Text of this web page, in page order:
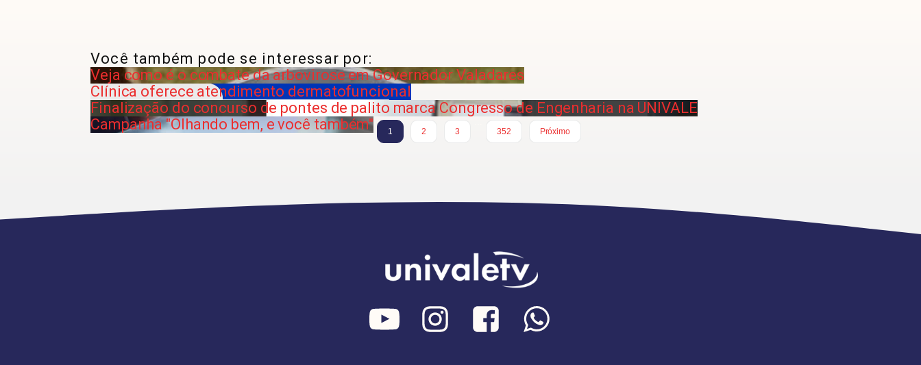
Você também pode se interessar por:
Veja como é o combate da arbovirose em Governador Valadares
Clínica oferece atendimento dermatofuncional
Finalização do concurso de pontes de palito marca Congresso de Engenharia na UNIVALE
Campanha "Olhando bem, e você também"
1 2 3
352
Próximo